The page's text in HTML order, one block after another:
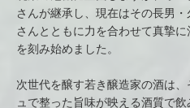
さんが継承し、現在はその長男
さんとともに力を合わせて真摯
を刻み始めました。
次世代を醸す若き醸造家の酒は
ュで整った旨味が映える酒質で